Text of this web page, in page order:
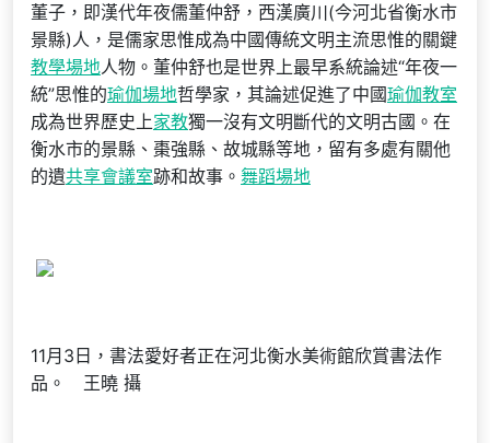
董子，即漢代年夜儒董仲舒，西漢廣川(今河北省衡水市
景縣)人，是儒家思惟成為中國傳統文明主流思惟的關鍵
教學場地人物。董仲舒也是世界上最早系統論述“年夜一
統”思惟的瑜伽場地哲學家，其論述促進了中國瑜伽教室
成為世界歷史上家教獨一沒有文明斷代的文明古國。在
衡水市的景縣、棗強縣、故城縣等地，留有多處有關他
的遺共享會議室跡和故事。 舞蹈場地
11月3日，書法愛好者正在河北衡水美術館欣賞書法作
品。 王曉 攝